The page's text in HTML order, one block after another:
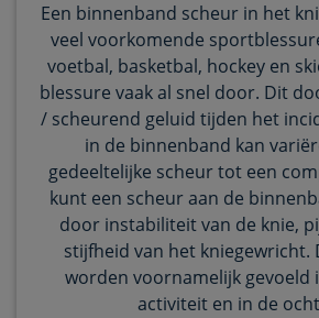
Een binnenband scheur in het
veel voorkomende
voetbal, basketbal, hockey en
blessure vaak al snel door. Dit
/ scheurend geluid tijden het
in de binnenband kan
gedeeltelijke scheur tot een
kunt een scheur aan de
door instabiliteit van de knie,
stijfheid van het kniegewricht.
worden voornamelijk gevoeld
activiteit en in de